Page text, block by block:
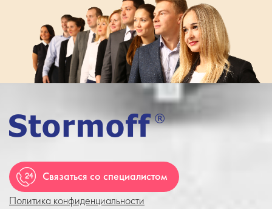
Связаться со специалистом
Политика конфиденциальности